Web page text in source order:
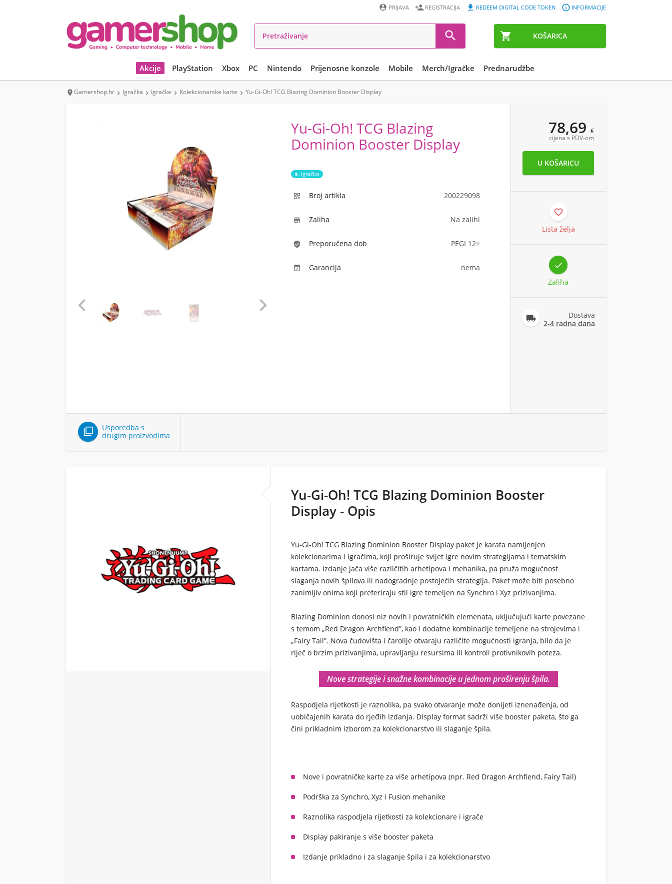
 KOŠARICA
 INFORMACIJE
 REDEEM DIGITAL CODE TOKEN
 REGISTRACIJA
 PRIJAVA

Akcije PlayStation Xbox PC Nintendo Prijenosne konzole Mobile Merch/Igračke Prednarudžbe
Gamershop.hr  Igračka  Igračke  Kolekcionarske karte  Yu-Gi-Oh! TCG Blazing Dominion Booster Display
 
Yu-Gi-Oh! TCG Blazing
Dominion Booster Display
Igračka
 Broj artikla 200229098
 Zaliha Na zalihi
verified_user Preporučena dob PEGI 12+
 Garancija nema
78,69 €
cijena s PDV-om

Lista želja

Zaliha

Dostava
2-4 radna dana

Usporedba s
drugim proizvodima
Yu-Gi-Oh! TCG Blazing Dominion Booster
Display - Opis
Yu-Gi-Oh! TCG Blazing Dominion Booster Display paket je karata namijenjen
kolekcionarima i igračima, koji proširuje svijet igre novim strategijama i tematskim
kartama. Izdanje jača više različitih arhetipova i mehanika, pa pruža mogućnost
slaganja novih špilova ili nadogradnje postojećih strategija. Paket može biti posebno
zanimljiv onima koji preferiraju stil igre temeljen na Synchro i Xyz prizivanjima.
Blazing Dominion donosi niz novih i povratničkih elemenata, uključujući karte povezane
s temom „Red Dragon Archfiend”, kao i dodatne kombinacije temeljene na strojevima i
„Fairy Tail”. Nova čudovišta i čarolije otvaraju različite mogućnosti igranja, bilo da je
riječ o brzim prizivanjima, upravljanju resursima ili kontroli protivnikovih poteza.
Nove strategije i snažne kombinacije u jednom proširenju špila.
Raspodjela rijetkosti je raznolika, pa svako otvaranje može donijeti iznenađenja, od
uobičajenih karata do rjeđih izdanja. Display format sadrži više booster paketa, što ga
čini prikladnim izborom za kolekcionarstvo ili slaganje špila.
Nove i povratničke karte za više arhetipova (npr. Red Dragon Archfiend, Fairy Tail)
Podrška za Synchro, Xyz i Fusion mehanike
Raznolika raspodjela rijetkosti za kolekcionare i igrače
Display pakiranje s više booster paketa
Izdanje prikladno i za slaganje špila i za kolekcionarstvo